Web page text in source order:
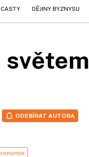
DĚJINY BYZNYSU
světem
ODEBÍRAT AUTORA